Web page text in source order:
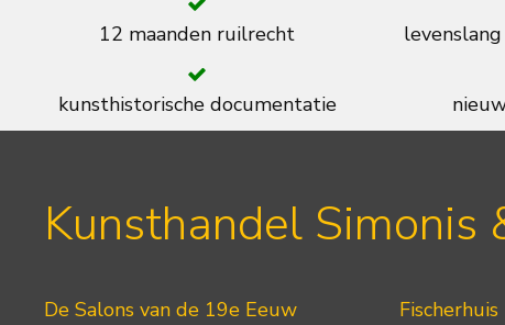
12 maanden ruilrecht
kunsthistorische documentatie
Kunsthandel Simonis
De Salons van de 19e Eeuw
Fischerhuis